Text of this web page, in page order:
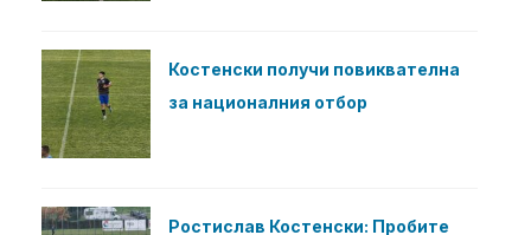
Костенски получи повиквателна
за националния отбор
Ростислав Костенски: Пробите